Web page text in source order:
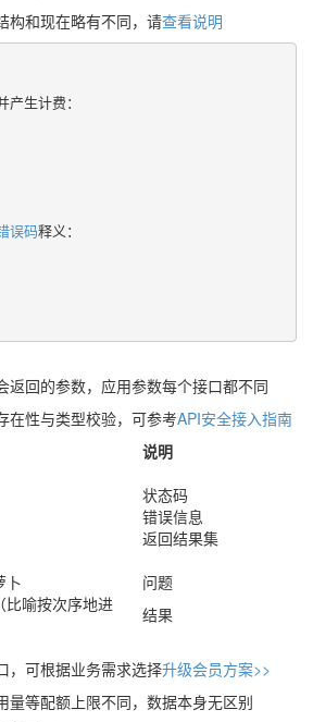
构和现在略有不同，请查看说明
生计费：
误码释义：
返回的参数，应用参数每个接口都不同
在性与类型校验，可参考API安全接入指南
说明
状态码
错误信息
返回结果集
卜
问题
比喻按次序地进
结果
，可根据业务需求选择升级会员方案>>
量等配额上限不同，数据本身无区别